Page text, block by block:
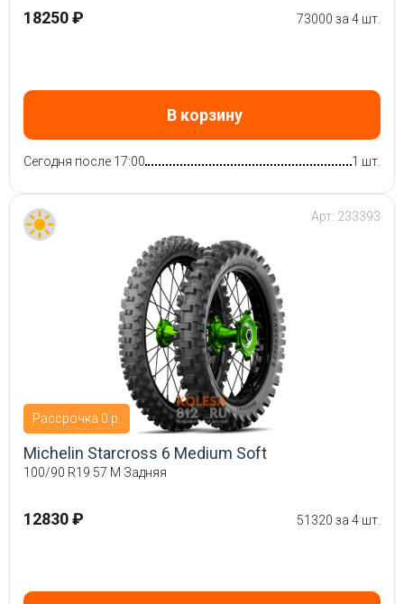
18250 ₽ 73000 за 4 шт.
В корзину
Сегодня после 17:00 1 шт.
Рассрочка 0 р.
Арт: 233393
Michelin Starcross 6 Medium Soft
100/90 R19 57 M Задняя
12830 ₽ 51320 за 4 шт.